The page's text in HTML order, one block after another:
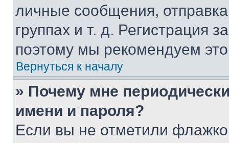
личные сообщения,
группах и т. д. Регистрация
поэтому мы рекомендуем
Вернуться к началу
» Почему мне
имени и пароля?
Если вы не отметили